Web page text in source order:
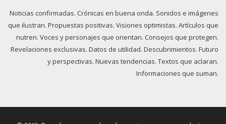
Noticias confirmadas. Crónicas en buena onda. Sonidos e imágenes
que ilustran. Propuestas positivas. Visiones optimistas. Artículos que
nutren. Voces y personajes que orientan. Consejos que protegen.
Revelaciones exclusivas. Datos de utilidad. Descubrimientos. Futuro
y perspectivas. Nuevas tendencias. Textos que aclaran.
Informaciones que suman.